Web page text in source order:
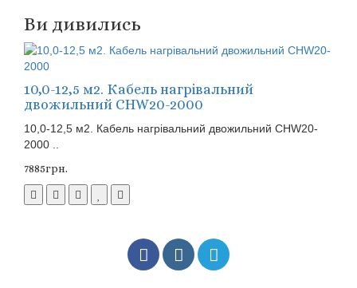
Ви дивились
10,0-12,5 м2. Кабель нагрівальний
двожильний CHW20-2000
10,0-12,5 м2. Кабель нагрівальний двожильний CHW20-
2000 ..
7885грн.